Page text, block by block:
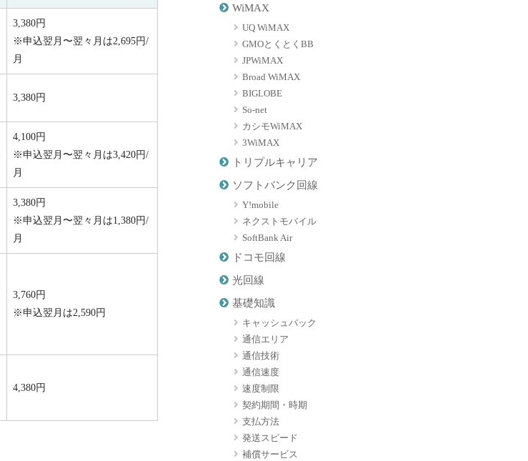
3,380円
※申込翌月〜翌々月は2,695円/
月
3,380円
4,100円
※申込翌月〜翌々月は3,420円/
月
3,380円
※申込翌月〜翌々月は1,380円/
月
3,760円
※申込翌月は2,590円
4,380円
WiMAX
UQ WiMAX
GMOとくとくBB
JPWiMAX
Broad WiMAX
BIGLOBE
So-net
カシモWiMAX
3WiMAX
トリプルキャリア
ソフトバンク回線
Y!mobile
ネクストモバイル
SoftBank Air
ドコモ回線
光回線
基礎知識
キャッシュバック
通信エリア
通信技術
通信速度
速度制限
契約期間・時期
支払方法
発送スピード
補償サービス